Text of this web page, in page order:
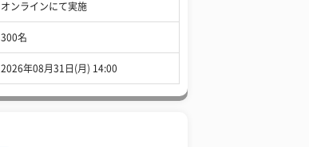
オンラインにて実施
300名
2026年08月31日(月) 14:00